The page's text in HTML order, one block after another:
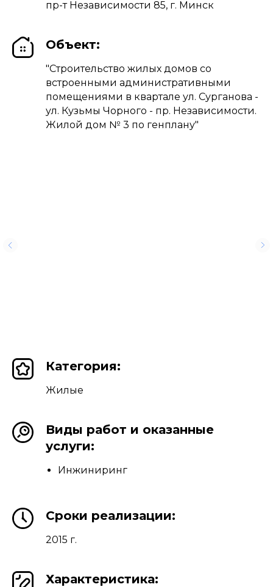
пр-т Независимости 85, г. Минск
Объект:
"Строительство жилых домов со
встроенными административными
помещениями в квартале ул. Сурганова -
ул. Кузьмы Чорного - пр. Независимости.
Жилой дом № 3 по генплану"
Категория:
Жилые
Виды работ и оказанные
услуги:
Инжиниринг
Сроки реализации:
2015 г.
Характеристика: